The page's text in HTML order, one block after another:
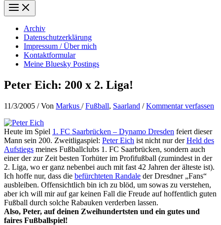
Main
Menu
Archiv
Datenschutzerklärung
Impressum / Über mich
Kontaktformular
Meine Bluesky Postings
Peter Eich: 200 x 2. Liga!
11/3/2005 / Von Markus /Fußball, Saarland /Kommentar verfassen
Heute im Spiel 1. FC Saarbrücken – Dynamo Dresden feiert dieser
Mann sein 200. Zweitligaspiel: Peter Eich ist nicht nur derHeld des
Aufstiegs meines Fußballclubs 1. FC Saarbrücken, sondern auch
einer der zur Zeit besten Torhüter im Profifußball (zumindest in der
2. Liga, wo er ganz nebenbei auch mit fast 42 Jahren der älteste ist).
Ich hoffe nur, dass die befürchteten Randale der Dresdner „Fans“
ausbleiben. Offensichtlich bin ich zu blöd, um sowas zu verstehen,
aber ich will mir auf gar keinen Fall die Freude auf hoffentlich guten
Fußball durch solche Rabauken verderben lassen.
Also, Peter, auf deinen Zweihundertsten und ein gutes und
faires Fußballspiel!